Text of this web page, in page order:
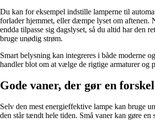
Du kan for eksempel indstille lamperne til
forlader hjemmet, eller dæmpe lyset om aftenen.
endda tilpasse sig dagslyset, så du altid har den
bruge unødig strøm.
Smart belysning kan integreres i både moderne
handler blot om at vælge de rigtige armaturer og
Gode vaner, der gør en forskel
Selv den mest energieffektive lampe kan bruge
den står tændt hele tiden. Små vaner kan gøre en